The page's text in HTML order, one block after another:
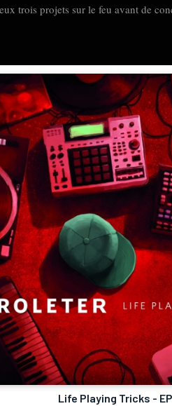
trois projets sur le feu avant de